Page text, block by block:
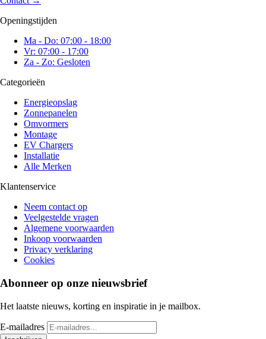
Openingstijden
Ma - Do: 07:00 - 18:00
Vr: 07:00 - 17:00
Za - Zo: Gesloten
Categorieën
Energieopslag
Zonnepanelen
Omvormers
Montage
EV Chargers
Installatie
Alle Merken
Klantenservice
Neem contact op
Veelgestelde vragen
Algemene voorwaarden
Inkoop voorwaarden
Privacy verklaring
Cookies
Abonneer op onze nieuwsbrief
Het laatste nieuws, korting en inspiratie in je mailbox.
E-mailadres